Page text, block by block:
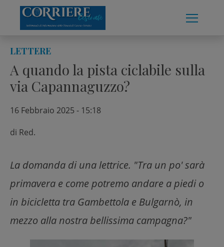
content
LETTERE
A quando la pista ciclabile sulla
via Capannaguzzo?
16 Febbraio 2025 - 15:18
di Red.
La domanda di una lettrice. "Tra un po' sarà
primavera e come potremo andare a piedi o
in bicicletta tra Gambettola e Bulgarnò, in
mezzo alla nostra bellissima campagna?"